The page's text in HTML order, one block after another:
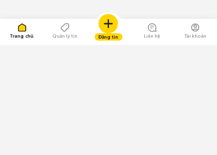
Trang chủ Quản lý tin Đăng tin Liên hệ Tài khoản